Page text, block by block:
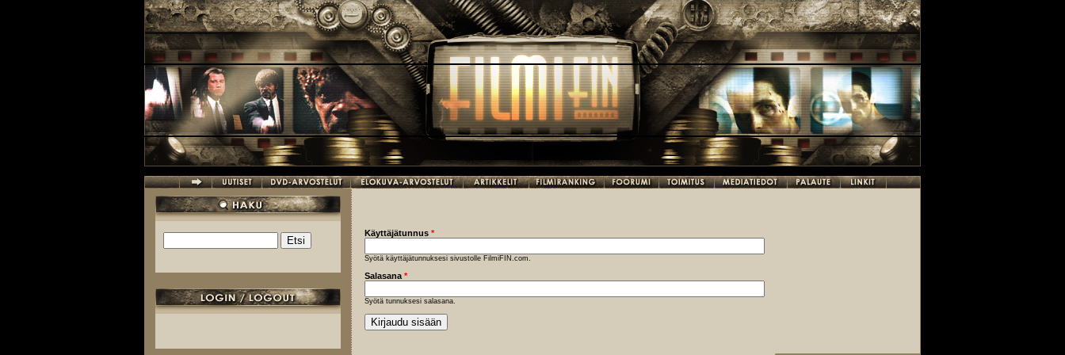
Hakulomake
Käyttäjätunnus *
Syötä käyttäjätunnuksesi sivustolle FilmiFIN.com.
Salasana *
Syötä tunnuksesi salasana.